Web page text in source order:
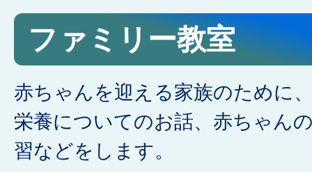
ファミリー教室
赤ちゃんを迎える家族のために
栄養についてのお話、赤ちゃん
習などをします。